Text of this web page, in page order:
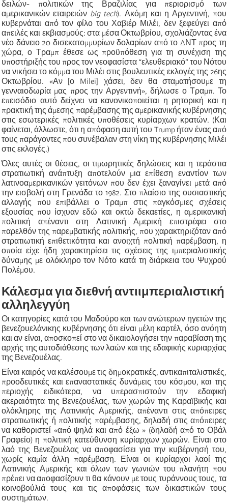
δειλών- πολιτικών της Βραζιλίας για περιορισμό των
αμερικανικών εταιρειών big tech). Ακόμη και η Αργεντινή, που
κυβερνάται από τον φίλο του Χαβιέρ Μιλέι, δεν ξεφεύγει από
απειλές και εκβιασμούς: στα μέσα Οκτωβρίου, σχολιάζοντας ένα
νέο δάνειο 20 δισεκατομμυρίων δολαρίων από το ΔΝΤ προς τη
χώρα, ο Τραμπ έθεσε ως προϋπόθεση για τη συνέχιση της
υποστήριξής του προς τον νεοφασίστα “ελευθεριακό” του Νότου
να νικήσει το κόμμα του Μιλέι στις βουλευτικές εκλογές της 26ης
Οκτωβρίου. «Αν [ο Milei] χάσει, δεν θα σταματήσουμε τη
γενναιοδωρία μας προς την Αργεντινή», δήλωσε ο Τραμπ. Το
επεισόδιο αυτό δείχνει να κανονικοποιείται η ρητορική και η
πρακτική της άμεσης παρέμβασης της αμερικανικής κυβέρνησης
στις εσωτερικές πολιτικές υποθέσεις κυρίαρχων κρατών. (Και
φαίνεται, άλλωστε, ότι η απόφαση αυτή του Trump ήταν ένας από
τους παράγοντες που συνέβαλαν στη νίκη της κυβέρνησης Μιλέι
στις εκλογές.)
Όλες αυτές οι θέσεις, οι τιμωρητικές δηλώσεις και η τεράστια
στρατιωτική ανάπτυξη αποτελούν μια επίθεση εναντίον των
λατινοαμερικανικών γειτόνων που δεν έχει ξαναγίνει μετά από
την εισβολή στη Γρενάδα το 1982. Στο πλαίσιο της ουσιαστικής
αλλαγής που επιβάλλει ο Τραμπ στις παγκόσμιες σχέσεις
εξουσίας που ίσχυαν εδώ και οκτώ δεκαετίες, η αμερικανική
πολιτική απέναντι στη Λατινική Αμερική επιστρέφει στο
παρελθόν της παρεμβατικής πολιτικής, που χαρακτηριζόταν από
στρατιωτική επιθετικότητα και ανοιχτή πολιτική παρέμβαση, η
οποία είχε ήδη χαρακτηρίσει τις σχέσεις της ιμπεριαλιστικής
δύναμης με ολόκληρο τον Νότο κατά τη διάρκεια του Ψυχρού
Πολέμου.
Κάλεσμα για διεθνή αντιιμπεριαλιστική
αλληλεγγύη
Οι κατηγορίες κατά του Μαδούρο και των ανώτερων ηγετών της
βενεζουελάνικης κυβέρνησης ότι είναι μέλη καρτέλ, όσο ανόητη
και αν είναι, αποσκοπεί στο να δικαιολογήσει την παραβίαση της
αρχής της αυτοδιάθεσης των λαών και της εδαφικής κυριαρχίας
της Βενεζουέλας.
Είναι καιρός να καλέσουμε τις δημοκρατικές, αντικαπιταλιστικές,
προοδευτικές και επαναστατικές δυνάμεις του κόσμου, και της
περιοχής ειδικότερα, να υπερασπιστούν την εδαφική
ακεραιότητα της Βενεζουέλας, των χωρών της Καραϊβικής και
ολόκληρης της Λατινικής Αμερικής, απέναντι στις απόπειρες
στρατιωτικής ή πολιτικής παρέμβασης, δηλαδή στις απόπειρες
να καθοριστεί «από ψηλά και από έξω » (δηλαδή από το Οβάλ
Γραφείο) η πολιτική κατεύθυνση κυρίαρχων χωρών. Είναι στο
λαό της Βενεζουέλας να αποφασίσει για την κυβέρνησή του,
χωρίς καμία άλλη παρέμβαση. Είναι οι κυρίαρχοι λαοί της
Λατινικής Αμερικής και όλων των γωνιών του πλανήτη που
πρέπει να αποφασίζουν τι θα κάνουν με τους τυράννους τους, τα
κοινοβούλιά τους και τις αποφάσεις των δικαστικών τους
συστημάτων.